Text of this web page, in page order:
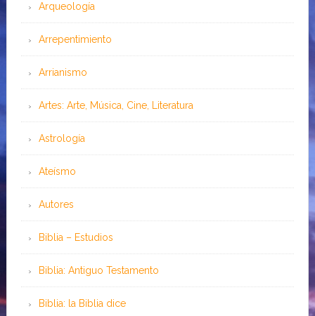
Arqueología
Arrepentimiento
Arrianismo
Artes: Arte, Música, Cine, Literatura
Astrología
Ateísmo
Autores
Biblia – Estudios
Biblia: Antiguo Testamento
Biblia: la Biblia dice